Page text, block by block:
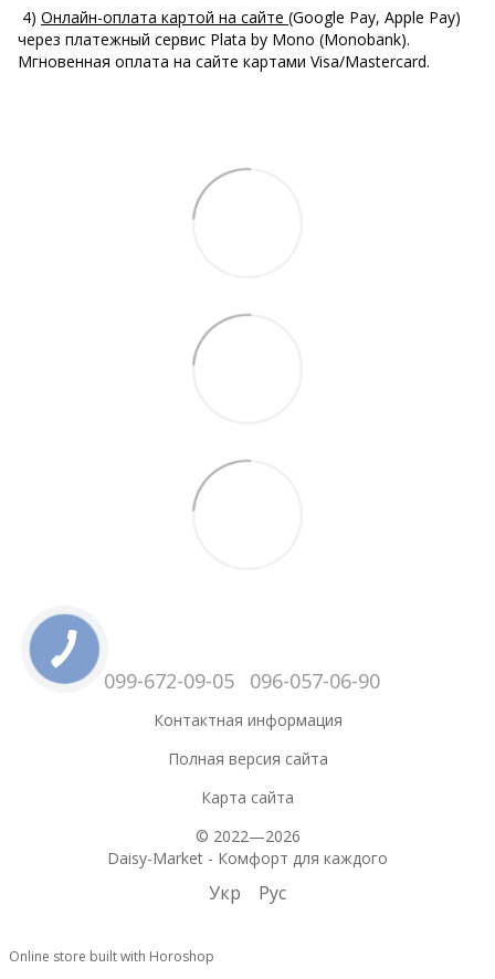
4) Онлайн-оплата картой на сайте (Google Pay, Apple Pay)
через платежный сервис Plata by Mono (Monobank).
Мгновенная оплата на сайте картами Visa/Mastercard.
099-672-09-05 096-057-06-90
Контактная информация
Полная версия сайта
Карта сайта
© 2022—2026
Daisy-Market - Комфорт для каждого
Укр Рус
Online store built with Horoshop